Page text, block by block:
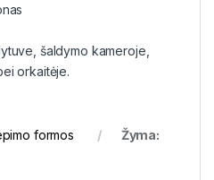
šaldymo kameroje,
orkaitėje.
formos
Žyma: